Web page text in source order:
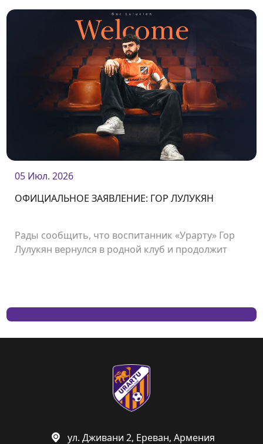
05 Июл. 2026
ОФИЦИАЛЬНОЕ ЗАЯВЛЕНИЕ: ГОР ЛУЛУКЯН
Рады сообщить, что воспитанник «Урарту» Гор
Лулукян вернулся в родной клуб и продолжит
ул. Дживани 2, Ереван, Армения